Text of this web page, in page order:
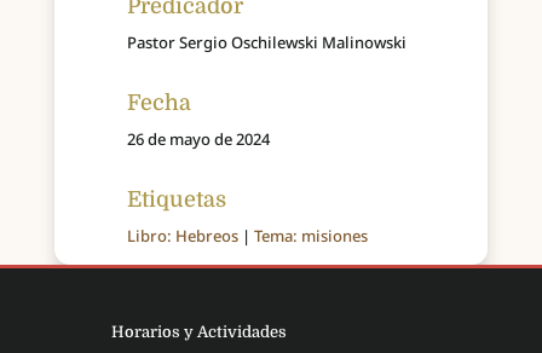
Predicador
Pastor Sergio Oschilewski Malinowski
Fecha
26 de mayo de 2024
Etiquetas
Libro: Hebreos| Tema: misiones
Horarios y Actividades